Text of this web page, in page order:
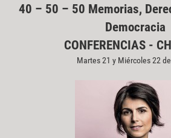
40 – 50 – 50 Memorias,
Democracia
CONFERENCIAS -
Martes 21 y Miércoles 22